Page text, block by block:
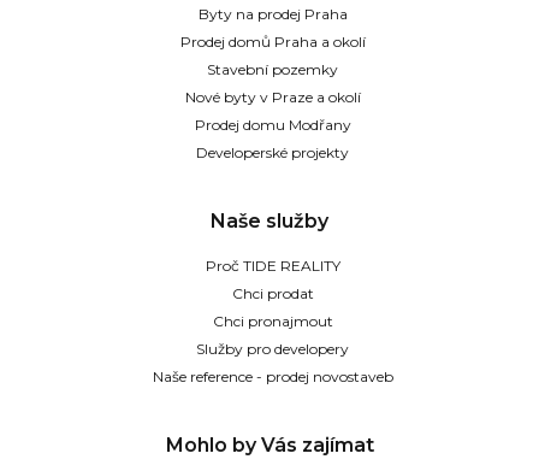
Byty na prodej Praha
Prodej domů Praha a okolí
Stavební pozemky
Nové byty v Praze a okolí
Prodej domu Modřany
Developerské projekty
Naše služby
Proč TIDE REALITY
Chci prodat
Chci pronajmout
Služby pro developery
Naše reference - prodej novostaveb
Mohlo by Vás zajímat